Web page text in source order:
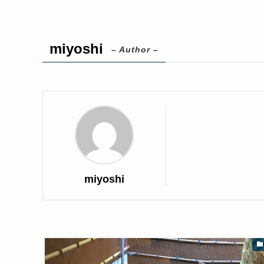
miyoshi – Author –
miyoshi